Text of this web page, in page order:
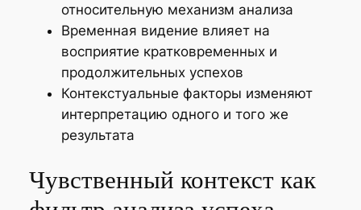
относительную механизм анализа
Временная видение влияет на
восприятие кратковременных и
продолжительных успехов
Контекстуальные факторы изменяют
интерпретацию одного и того же
результата
Чувственный контекст как